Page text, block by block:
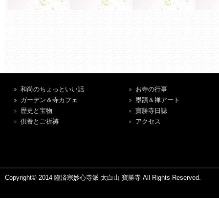
和尚のちょっといい話
ガーデン＆寺カフェ
歴史と宝物
供養とご祈祷
お寺の行事
墨蹟＆禅アート
寶勝寺日誌
アクセス
Copyright© 2014 臨済宗妙心寺派 太白山 寶勝寺 All Rights Reserved.